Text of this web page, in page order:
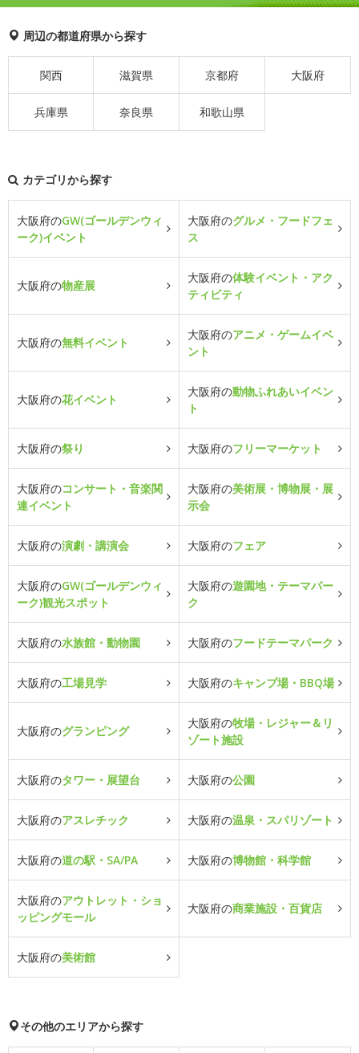
周辺の都道府県から探す
関西 滋賀県 京都府 大阪府
兵庫県 奈良県 和歌山県
カテゴリから探す
大阪府のGW(ゴールデンウィ
ーク)イベント
大阪府のグルメ・フードフェ
ス
大阪府の物産展
大阪府の体験イベント・アク
ティビティ
大阪府の無料イベント
大阪府のアニメ・ゲームイベ
ント
大阪府の花イベント
大阪府の動物ふれあいイベン
ト
大阪府の祭り 大阪府のフリーマーケット
大阪府のコンサート・音楽関
連イベント
大阪府の美術展・博物展・展
示会
大阪府の演劇・講演会 大阪府のフェア
大阪府のGW(ゴールデンウィ
ーク)観光スポット
大阪府の遊園地・テーマパー
ク
大阪府の水族館・動物園 大阪府のフードテーマパーク
大阪府の工場見学 大阪府のキャンプ場・BBQ場
大阪府のグランピング
大阪府の牧場・レジャー＆リ
ゾート施設
大阪府のタワー・展望台 大阪府の公園
大阪府のアスレチック 大阪府の温泉・スパリゾート
大阪府の道の駅・SA/PA 大阪府の博物館・科学館
大阪府のアウトレット・ショ
ッピングモール
大阪府の商業施設・百貨店
大阪府の美術館
その他のエリアから探す